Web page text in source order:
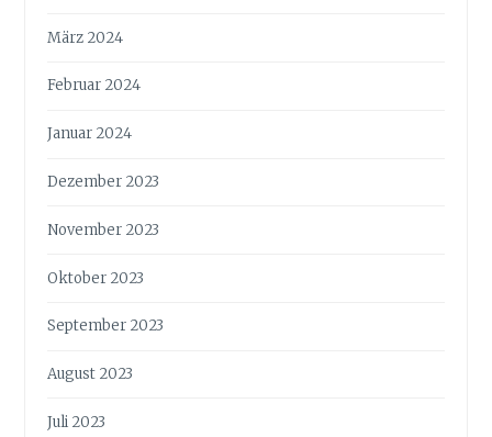
März 2024
Februar 2024
Januar 2024
Dezember 2023
November 2023
Oktober 2023
September 2023
August 2023
Juli 2023